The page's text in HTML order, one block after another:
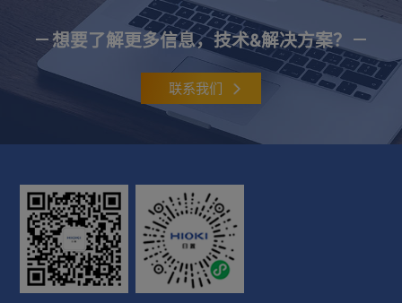
想要了解更多信息，技术&解决方案？
联系我们